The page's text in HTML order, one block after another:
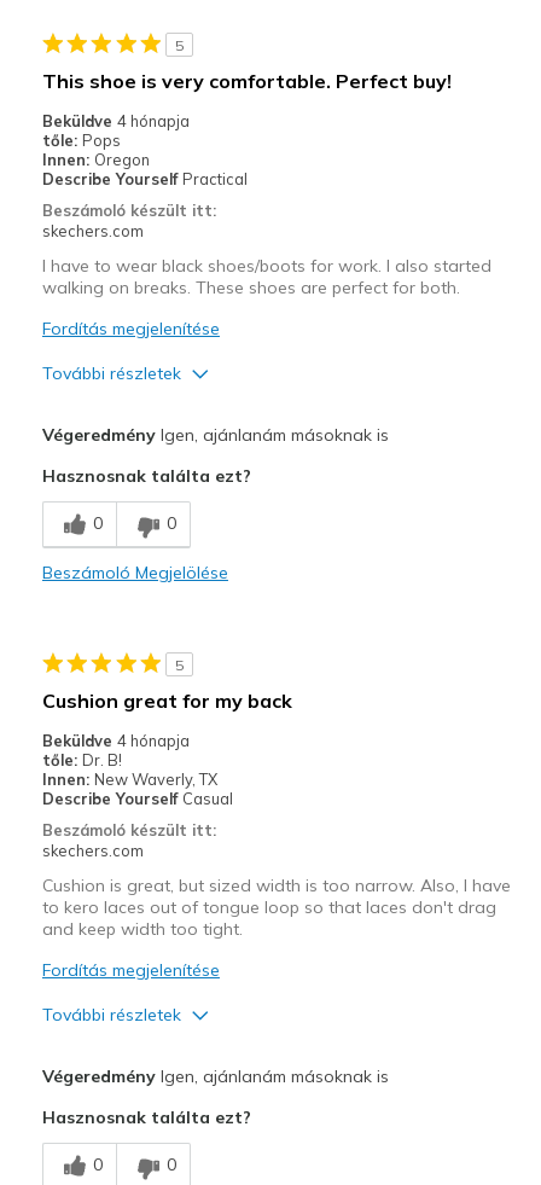
Feels true to size
5
This shoe is very comfortable. Perfect buy!
Beküldve 4 hónapja
tőle: Pops
Innen: Oregon
Describe Yourself Practical
Beszámoló készült itt:
skechers.com
I have to wear black shoes/boots for work. I also started
walking on breaks. These shoes are perfect for both.
Fordítás megjelenítése
További részletek
Comfortable
Durable
Work
Width
Sizing
View On Shoes
Shoes are for Wearing
VégeredményIgen, ajánlanám másoknak is
Hasznosnak találta ezt?
0 0
Beszámoló Megjelölése
5
Cushion great for my back
Beküldve 4 hónapja
tőle: Dr. B!
Innen: New Waverly, TX
Describe Yourself Casual
Beszámoló készült itt:
skechers.com
Cushion is great, but sized width is too narrow. Also, I have
to kero laces out of tongue loop so that laces don't drag
and keep width too tight.
Fordítás megjelenítése
További részletek
Kontra
VégeredményIgen, ajánlanám másoknak is
Hasznosnak találta ezt?
0 0